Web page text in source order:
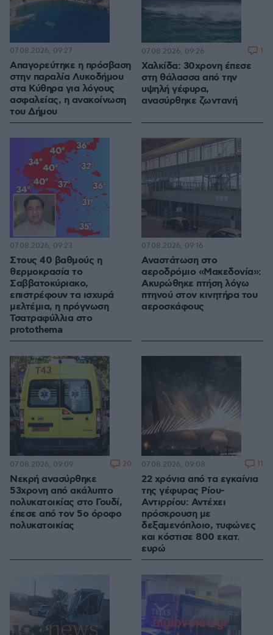
Απαγορεύτηκε η πρόσβαση
στην παραλία Λυκοδήμου
στα Κύθηρα για λόγους
ασφαλείας, η ανακοίνωση
του Δήμου
07.08.2026, 09:27
Χαλκίδα: 30χρονη έπεσε
στη θάλασσα από την
υψηλή γέφυρα,
ανασύρθηκε ζωντανή
07.08.2026, 09:26 1
Στους 40 βαθμούς η
θερμοκρασία το
Σαββατοκύριακο,
επιστρέφουν τα ισχυρά
μελτέμια, η πρόγνωση
Τσατραφύλλια στο
protothema
07.08.2026, 09:23
Αναστάτωση στο
αεροδρόμιο «Μακεδονία»:
Ακυρώθηκε πτήση λόγω
πτηνού στον κινητήρα του
αεροσκάφους
07.08.2026, 09:16
Νεκρή ανασύρθηκε
53χρονη από ακάλυπτο
πολυκατοικίας στο Γουδί,
έπεσε από τον 5ο όροφο
πολυκατοικίας
07.08.2026, 09:09 20
22 χρόνια από τα εγκαίνια
της γέφυρας Ρίου-
Αντιρρίου: Αντέχει
πρόσκρουση με
δεξαμενόπλοιο, τυφώνες
και κόστισε 800 εκατ.
ευρώ
07.08.2026, 09:08 11